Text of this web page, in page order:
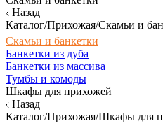
Назад
Каталог/Прихожая/Скамьи и
Скамьи и банкетки
Банкетки из дуба
Банкетки из массива
Тумбы и комоды
Шкафы для прихожей
Назад
Каталог/Прихожая/Шкафы для